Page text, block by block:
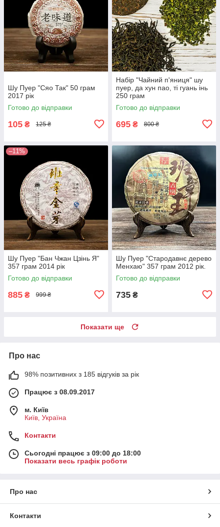
Шу Пуер "Сяо Так" 50 грам
2017 рік
Готово до відправки
105 ₴ 125 ₴
Набір "Чайний п'яниця" шу
пуер, да хун пао, ті гуань інь
250 грам
Готово до відправки
695 ₴ 800 ₴
–11%
Шу Пуер "Бан Чжан Цзінь Я"
357 грам 2014 рік
Готово до відправки
885 ₴ 999 ₴
Шу Пуер "Стародавнє дерево
Менхаю" 357 грам 2012 рік.
Готово до відправки
735 ₴
Показати ще
Про нас
98% позитивних з 185 відгуків за рік
Працює з 08.09.2017
м. Київ
Київ, Україна
Контакти
Сьогодні працює з 09:00 до 18:00
Показати весь графік роботи
Про нас
Контакти